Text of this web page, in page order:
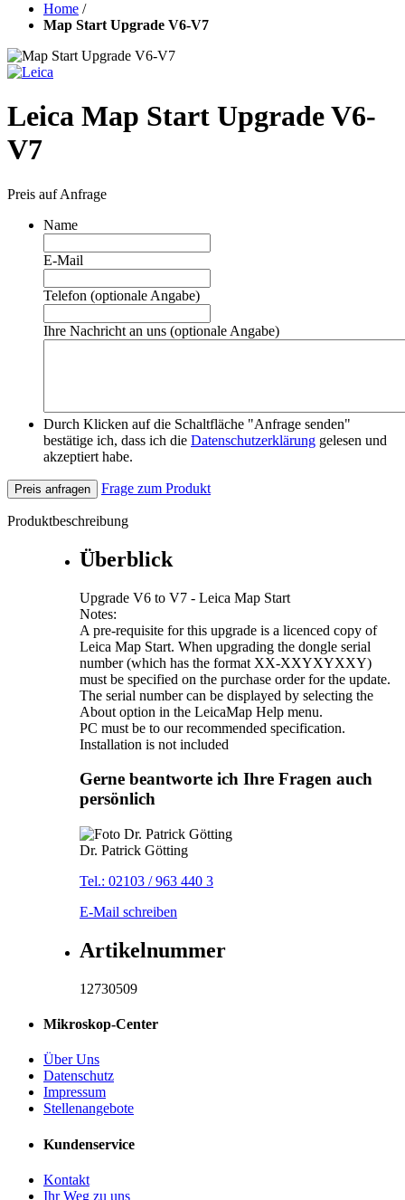
Home /
Map Start Upgrade V6-V7
Leica Map Start Upgrade V6-
V7
Preis auf Anfrage
Name
E-Mail
Telefon (optionale Angabe)
Ihre Nachricht an uns (optionale Angabe)
Durch Klicken auf die Schaltfläche "Anfrage senden"
bestätige ich, dass ich die Datenschutzerklärung gelesen und
akzeptiert habe.
Preis anfragen Frage zum Produkt
Produktbeschreibung
Überblick
Upgrade V6 to V7 - Leica Map Start
Notes:
A pre-requisite for this upgrade is a licenced copy of
Leica Map Start. When upgrading the dongle serial
number (which has the format XX-XXYXYXXY)
must be specified on the purchase order for the update.
The serial number can be displayed by selecting the
About option in the LeicaMap Help menu.
PC must be to our recommended specification.
Installation is not included
Gerne beantworte ich Ihre Fragen auch
persönlich
Dr. Patrick Götting
Tel.: 02103 / 963 440 3
E-Mail schreiben
Artikelnummer
12730509
Mikroskop-Center
Über Uns
Datenschutz
Impressum
Stellenangebote
Kundenservice
Kontakt
Ihr Weg zu uns